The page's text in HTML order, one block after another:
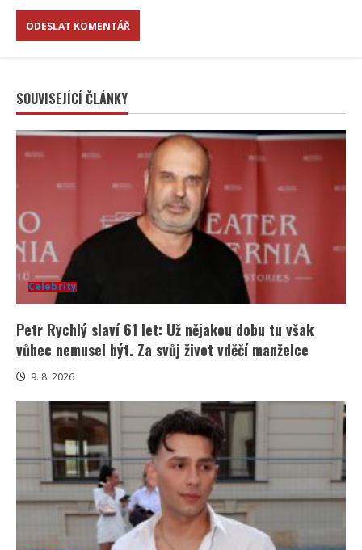
SOUVISEJÍCÍ ČLÁNKY
Celebrity
Petr Rychlý slaví 61 let: Už nějakou dobu tu však
vůbec nemusel být. Za svůj život vděčí manželce
9. 8. 2026